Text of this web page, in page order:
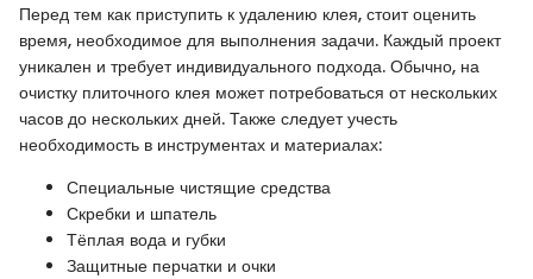
Перед тем как приступить к удалению клея, стоит оценить
время, необходимое для выполнения задачи. Каждый проект
уникален и требует индивидуального подхода. Обычно, на
очистку плиточного клея может потребоваться от нескольких
часов до нескольких дней. Также следует учесть
необходимость в инструментах и материалах:
Специальные чистящие средства
Скребки и шпатель
Тёплая вода и губки
Защитные перчатки и очки